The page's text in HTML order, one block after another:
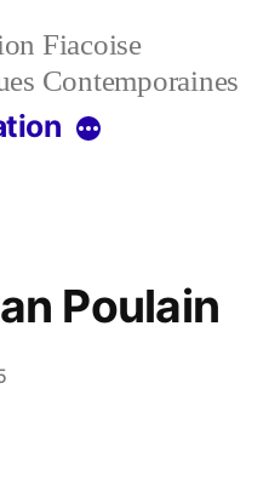
Fiacoise
Contemporaines
Plus
Poulain